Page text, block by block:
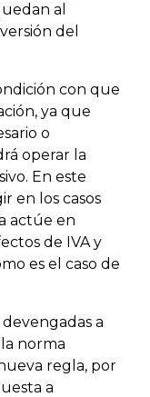
al
del
con que
ya que
o
operar la
En este
en los casos
actúe en
de IVA y
es el caso de
a
norma
regla, por
a